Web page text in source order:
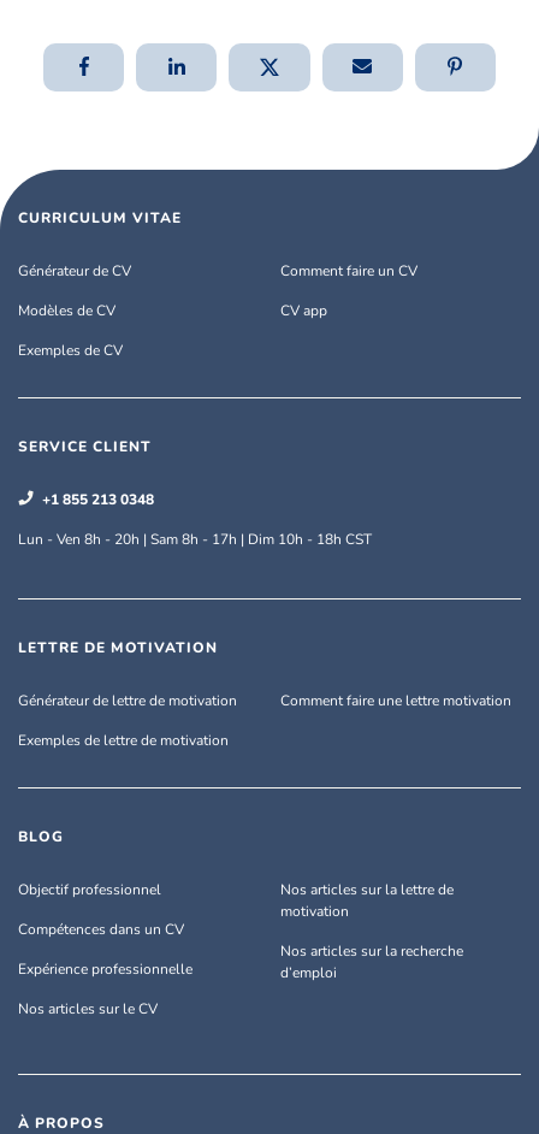
CURRICULUM VITAE
Générateur de CV
Modèles de CV
Exemples de CV
Comment faire un CV
CV app
SERVICE CLIENT
+1 855 213 0348
Lun - Ven 8h - 20h | Sam 8h - 17h | Dim 10h - 18h CST
LETTRE DE MOTIVATION
Générateur de lettre de motivation
Exemples de lettre de motivation
Comment faire une lettre motivation
BLOG
Objectif professionnel
Compétences dans un CV
Expérience professionnelle
Nos articles sur le CV
Nos articles sur la lettre de
motivation
Nos articles sur la recherche
d’emploi
À PROPOS